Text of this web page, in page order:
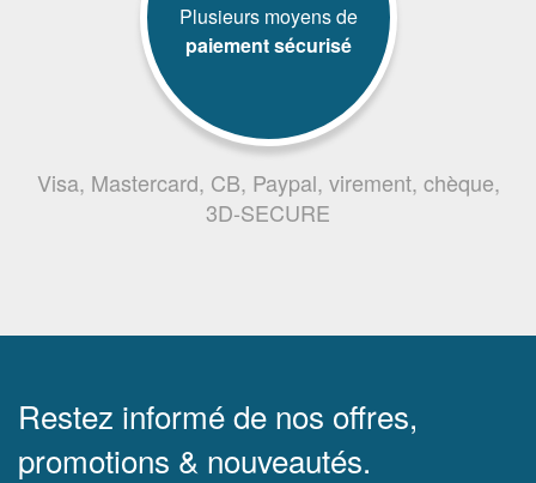
Plusieurs moyens de
paiement sécurisé
Visa, Mastercard, CB, Paypal, virement, chèque,
3D-SECURE
Restez informé de nos offres,
promotions & nouveautés.